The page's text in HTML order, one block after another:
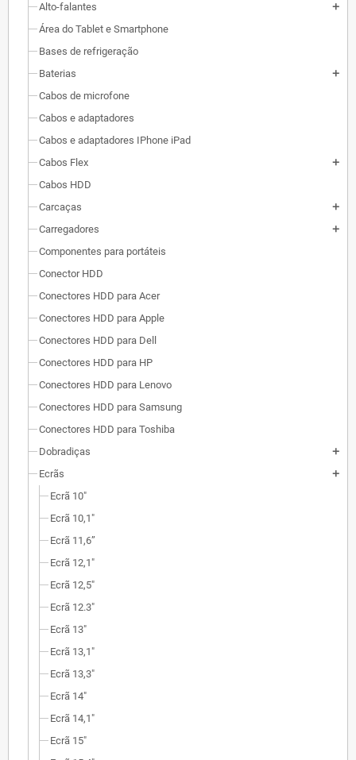
Alto-falantes
add
Área do Tablet e Smartphone
Bases de refrigeração
Baterias
add
Cabos de microfone
Cabos e adaptadores
Cabos e adaptadores IPhone iPad
Cabos Flex
add
Cabos HDD
Carcaças
add
Carregadores add
Componentes para portáteis
Conector HDD
Conectores HDD para Acer
Conectores HDD para Apple
Conectores HDD para Dell
Conectores HDD para HP
Conectores HDD para Lenovo
Conectores HDD para Samsung
Conectores HDD para Toshiba
Dobradiças
add
Ecrãs add
Ecrã 10"
Ecrã 10,1"
Ecrã 11,6”
Ecrã 12,1"
Ecrã 12,5"
Ecrã 12.3"
Ecrã 13"
Ecrã 13,1"
Ecrã 13,3"
Ecrã 14"
Ecrã 14,1"
Ecrã 15"